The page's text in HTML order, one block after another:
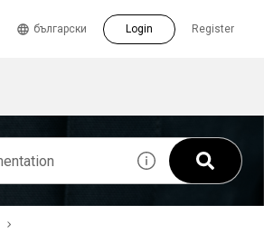
Register
български Login